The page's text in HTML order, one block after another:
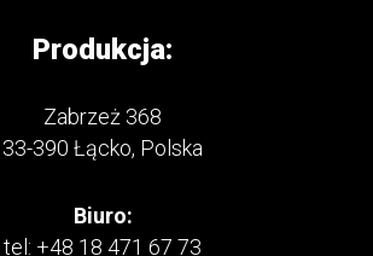
Produkcja:
Zabrzeż 368
33-390 Łącko, Polska
Biuro:
tel: +48 18 471 67 73